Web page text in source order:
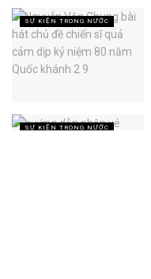
SỰ KIỆN TRONG NƯỚC
SỰ KIỆN TRONG NƯỚC